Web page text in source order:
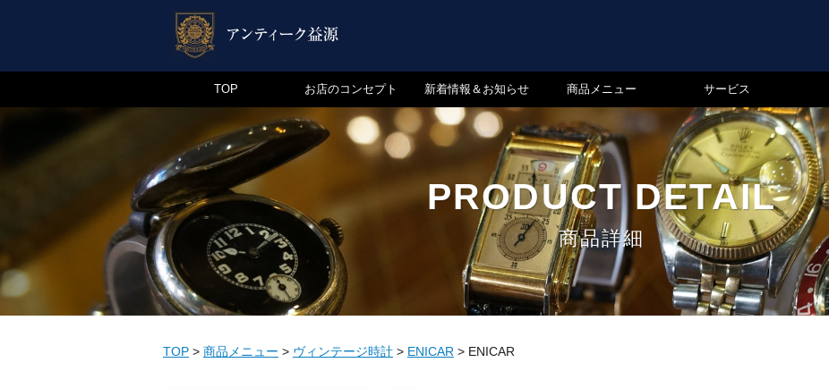
TOP お店のコンセプト 新着情報＆お知らせ 商品メニュー サービス
PRODUCT DETAIL
商品詳細
TOP > 商品メニュー > ヴィンテージ時計 > ENICAR > ENICAR